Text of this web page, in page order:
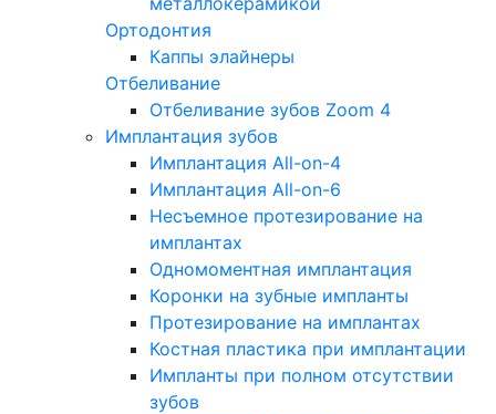
Ортодонтия
Каппы элайнеры
Отбеливание
Отбеливание зубов Zoom 4
Имплантация зубов
Имплантация All-on-4
Имплантация All-on-6
Несъемное протезирование на
имплантах
Одномоментная имплантация
Коронки на зубные импланты
Протезирование на имплантах
Костная пластика при имплантации
Импланты при полном отсутствии
зубов